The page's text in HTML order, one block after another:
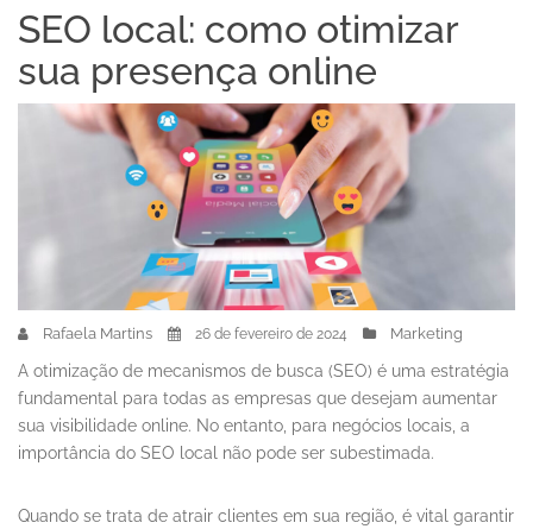
SEO local: como otimizar
sua presença online
Rafaela Martins 26 de fevereiro de 2024 Marketing
A otimização de mecanismos de busca (SEO) é uma estratégia
fundamental para todas as empresas que desejam aumentar
sua visibilidade online. No entanto, para negócios locais, a
importância do SEO local não pode ser subestimada.
Quando se trata de atrair clientes em sua região, é vital garantir